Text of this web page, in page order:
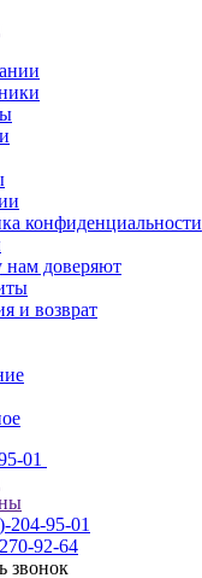
конфиденциальности
нам доверяют
и возврат
01
204-95-01
92-64
звонок